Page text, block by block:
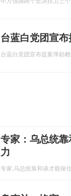
台蓝白党团宣
台蓝白党团宣布提案弹劾
专家：乌总统
力
专家,乌总统靠和谈才能保